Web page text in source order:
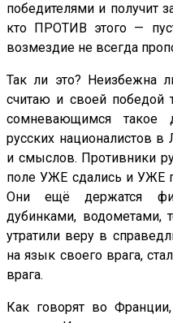
победителями и получит
кто ПРОТИВ этого —
возмездие не всегда
Так ли это? Неизбежна
считаю и своей победой
сомневающимся такое
русских националистов
и смыслов. Противники
поле УЖЕ сдались и УЖЕ
Они ещё держатся
дубинками,
утратили веру в
на язык своего врага,
врага.
Как говорят во